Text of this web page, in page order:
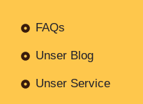
FAQs
Unser Blog
Unser Service